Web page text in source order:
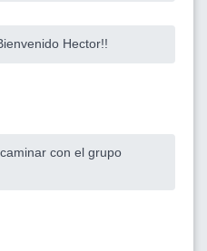
Hector!!
con el grupo